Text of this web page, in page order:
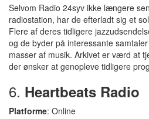
Selvom Radio 24syv ikke længere
radiostation, har de efterladt sig et
Flere af deres tidligere
og de byder på interessante
masser af musik. Arkivet er værd at
der ønsker at genopleve tidligere
6. Heartbeats Radio
Platforme: Online